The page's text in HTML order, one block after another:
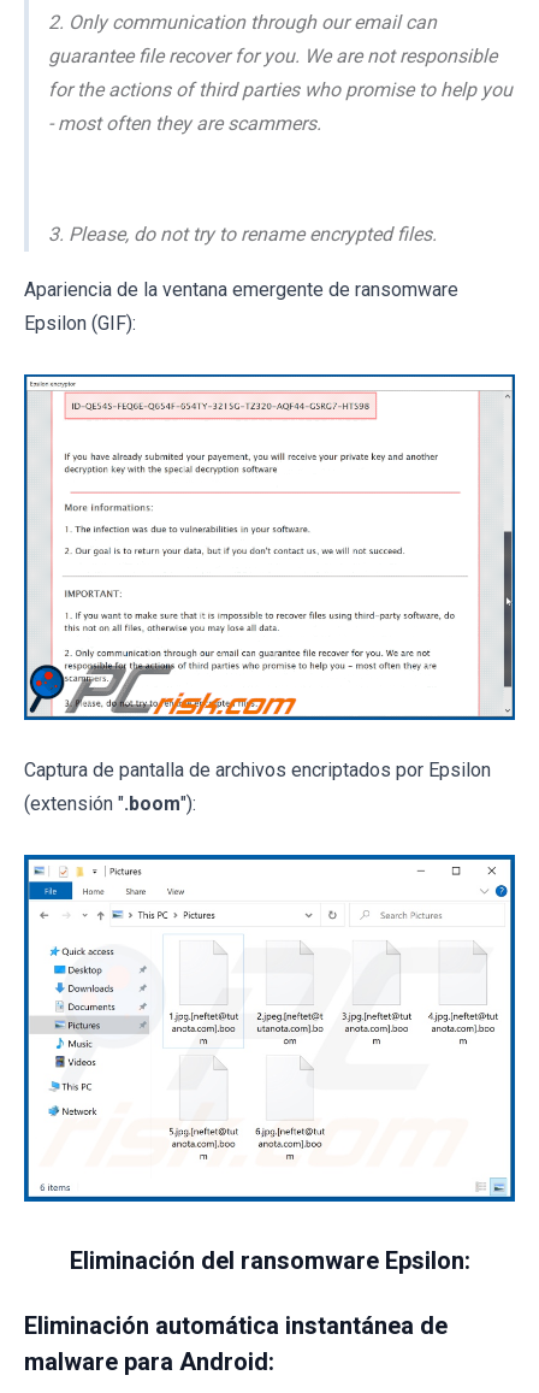
2. Only communication through our email can
guarantee file recover for you. We are not responsible
for the actions of third parties who promise to help you
- most often they are scammers.
3. Please, do not try to rename encrypted files.
Apariencia de la ventana emergente de ransomware
Epsilon (GIF):
Captura de pantalla de archivos encriptados por Epsilon
(extensión ".boom"):
Eliminación del ransomware Epsilon:
Eliminación automática instantánea de
malware para Android: